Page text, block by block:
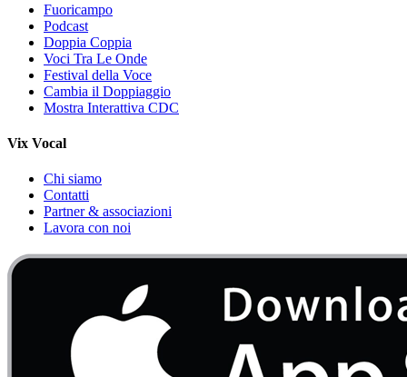
Fuoricampo
Podcast
Doppia Coppia
Voci Tra Le Onde
Festival della Voce
Cambia il Doppiaggio
Mostra Interattiva CDC
Vix Vocal
Chi siamo
Contatti
Partner & associazioni
Lavora con noi